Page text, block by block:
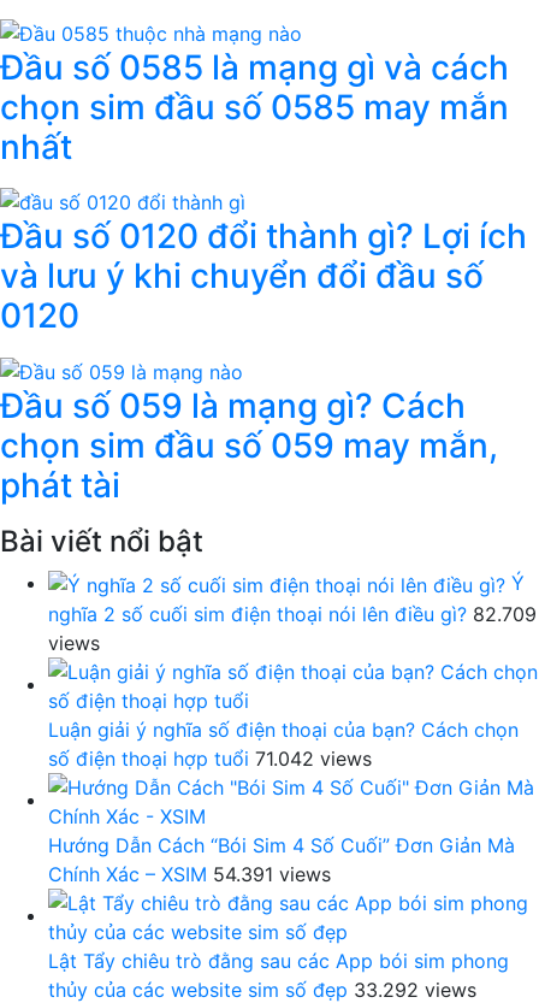
Đầu số 0585 là mạng gì và cách
chọn sim đầu số 0585 may mắn
nhất
Đầu số 0120 đổi thành gì? Lợi ích
và lưu ý khi chuyển đổi đầu số
0120
Đầu số 059 là mạng gì? Cách
chọn sim đầu số 059 may mắn,
phát tài
Bài viết nổi bật
Ý
nghĩa 2 số cuối sim điện thoại nói lên điều gì? 82.709
views
Luận giải ý nghĩa số điện thoại của bạn? Cách chọn
số điện thoại hợp tuổi 71.042 views
Hướng Dẫn Cách “Bói Sim 4 Số Cuối” Đơn Giản Mà
Chính Xác – XSIM 54.391 views
Lật Tẩy chiêu trò đằng sau các App bói sim phong
thủy của các website sim số đẹp 33.292 views